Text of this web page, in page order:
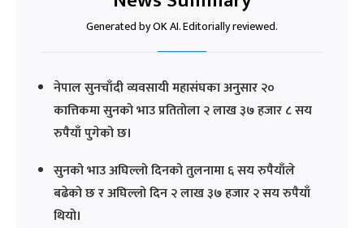
Generated by OK AI. Editorially reviewed.
नेपाल सुनचाँदी व्यवसायी महासंघका अनुसार २०
कात्तिकमा सुनको भाउ प्रतितोला २ लाख ३७ हजार ८ सय
रुपैयाँ पुगेको छ।
सुनको भाउ अघिल्लो दिनको तुलनामा ६ सय रुपैयाँले
बढेको छ र अघिल्लो दिन २ लाख ३७ हजार २ सय रुपैयाँ
थियो।